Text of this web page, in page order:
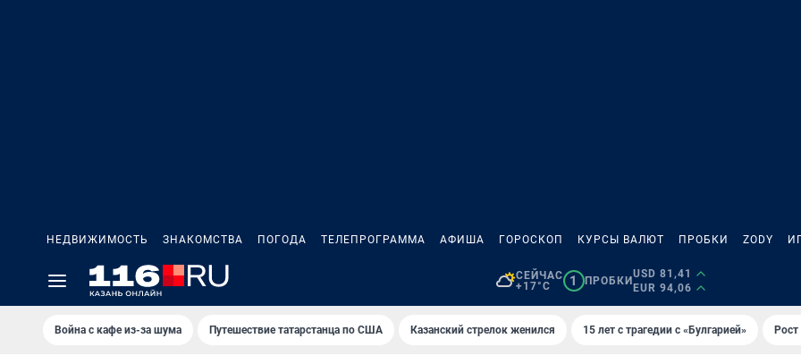
НЕДВИЖИМОСТЬ ЗНАКОМСТВА ПОГОДА ТЕЛЕПРОГРАММА АФИША ГОРОСКОП КУРСЫ ВАЛЮТ ПРОБКИ ZODY
СЕЙЧАС
+17°C
1 ПРОБКИ
USD 81,41
EUR 94,06
Война с кафе из-за шума Путешествие татарстанца по США Казанский стрелок женился 15 лет с трагедии с «Булгарией»